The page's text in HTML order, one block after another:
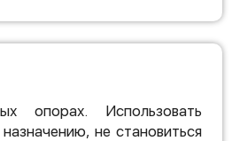
опорах. Использовать
не становиться